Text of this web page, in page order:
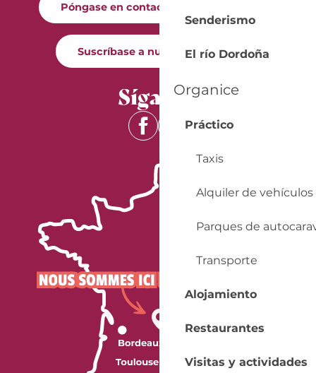
Senderismo
El río Dordoña
Organice
Práctico
Taxis
Alquiler de vehículos
Parques de
Transporte
Alojamiento
Restaurantes
Visitas y actividades
Póngase en contacto con nosotros
Suscríbase a nuestro boletín
Síganos